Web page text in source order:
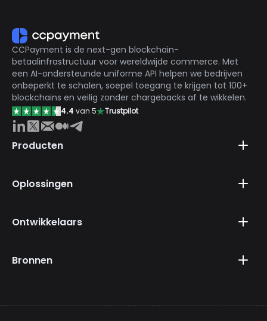
CCPayment is de next-gen blockchain-
betaalinfrastructuur voor wereldwijde commerce. Met
een AI-ondersteunde uniforme API helpen we bedrijven
onbeperkt te schalen, soepel toegang te krijgen tot 100+
blockchains en veilig zonder chargebacks af te wikkelen.
4.4 van 5 Trustpilot
Producten
Oplossingen
Ontwikkelaars
Bronnen